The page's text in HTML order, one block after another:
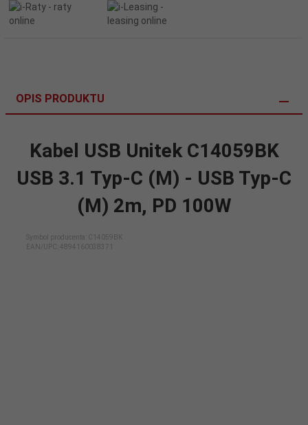
OPIS PRODUKTU
Kabel USB Unitek C14059BK
USB 3.1 Typ-C (M) - USB Typ-C
(M) 2m, PD 100W
Symbol producenta: C14059BK
EAN/UPC:
4894160038371